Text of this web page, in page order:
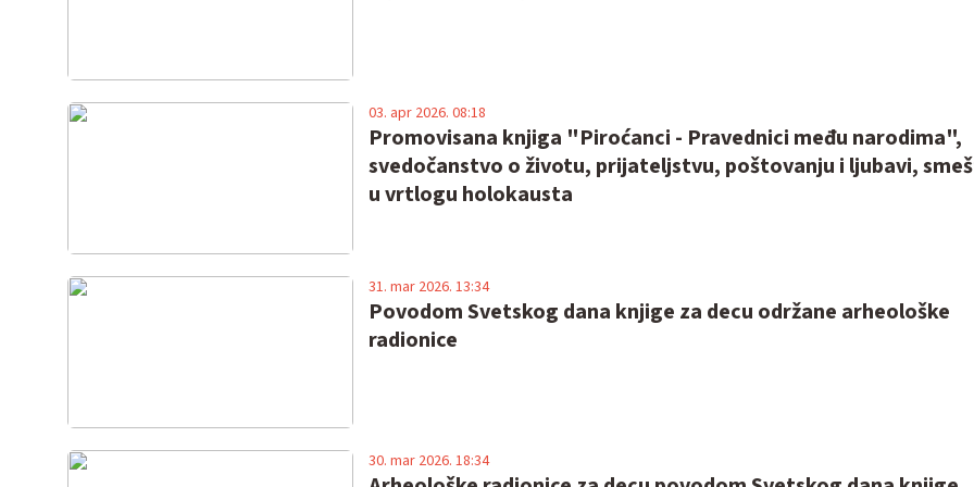
Promovisana knjiga "Piroćanci - Pravednici među narodima",
svedočanstvo o životu, prijateljstvu, poštovanju i ljubavi,
u vrtlogu holokausta
03. apr 2026. 08:18
Povodom Svetskog dana knjige za decu održane arheološke
radionice
31. mar 2026. 13:34
30. mar 2026. 18:34